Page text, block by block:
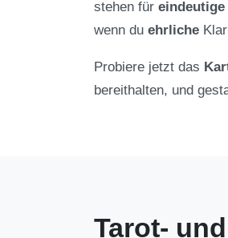
stehen für eindeutige
wenn du ehrliche
Probiere jetzt das
bereithalten, und
Tarot-